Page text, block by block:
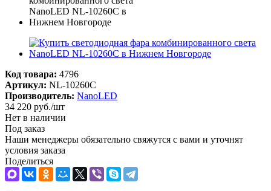
Код товара: 4796
Артикул: NL-10260C
Производитель: NanoLED
34 220 руб./шт
Нет в наличии
Под заказ
Наши менеджеры обязательно свяжутся с вами и уточнят
условия заказа
Поделиться